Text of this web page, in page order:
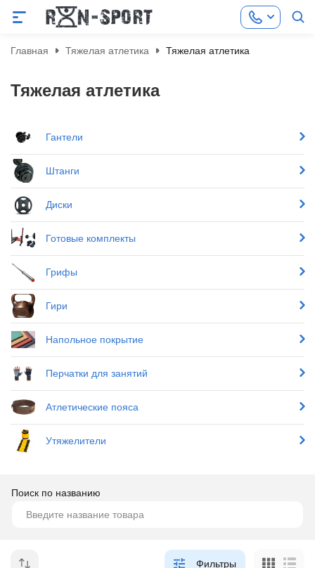
Главная Тяжелая атлетика Тяжелая атлетика
Тяжелая атлетика
Гантели
Штанги
Диски
Готовые комплекты
Грифы
Гири
Напольное покрытие
Перчатки для занятий
Атлетические пояса
Утяжелители
Поиск по названию
Фильтры